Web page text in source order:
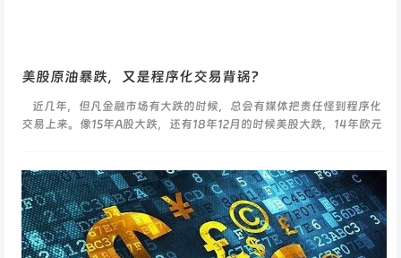
美股原油暴跌，又是程序化交易背锅？
近几年，但凡金融市场有大跌的时候，总会有媒体把责任怪到程序化
交易上来。像15年A股大跌，还有18年12月的时候美股大跌，14年欧元